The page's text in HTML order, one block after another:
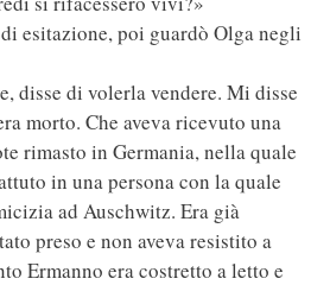
esitazione, poi guardò Olga negli
disse di volerla vendere. Mi disse
morto. Che aveva ricevuto una
rimasto in Germania, nella quale
in una persona con la quale
ad Auschwitz. Era già
preso e non aveva resistito a
Ermanno era costretto a letto e